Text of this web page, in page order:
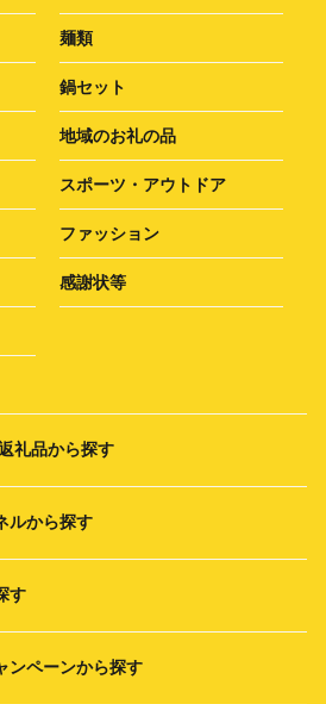
麺類
鍋セット
地域のお礼の品
スポーツ・アウトドア
ファッション
感謝状等
礼品から探す
ルから探す
す
ンペーンから探す